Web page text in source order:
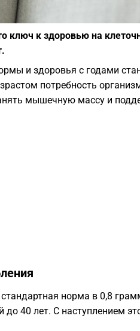
ключ к здоровью на
и здоровья с годами
потребность
мышечную массу и
норма в 0,8
40 лет. С наступлением